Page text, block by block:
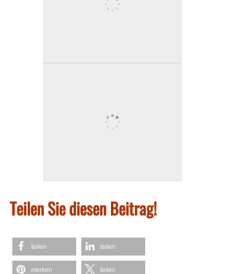
Teilen Sie diesen Beitrag!
teilen teilen
merken teilen